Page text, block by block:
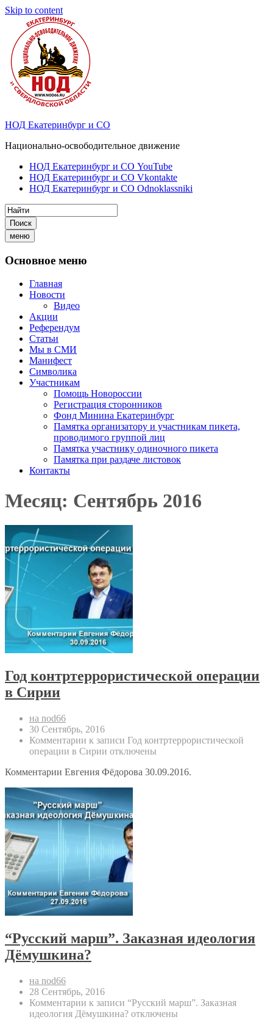
Skip to content
НОД Екатеринбург и СО
Национально-освободительное движение
НОД Екатеринбург и СО YouTube
НОД Екатеринбург и СО Vkontakte
НОД Екатеринбург и СО Odnoklassniki
Поиск
меню
Основное меню
Главная
Новости
Видео
Акции
Референдум
Статьи
Мы в СМИ
Манифест
Символика
Участникам
Помощь Новороссии
Регистрация сторонников
Фонд Минина Екатеринбург
Памятка организатору и участникам пикета,
проводимого группой лиц
Памятка участнику одиночного пикета
Памятка при раздаче листовок
Контакты
Месяц: Сентябрь 2016
Год контртеррористической операции
в Сирии
на nod66
30 Сентябрь, 2016
Комментарии к записи Год контртеррористической
операции в Сирии отключены
Комментарии Евгения Фёдорова 30.09.2016.
“Русский марш”. Заказная идеология
Дёмушкина?
на nod66
28 Сентябрь, 2016
Комментарии к записи “Русский марш”. Заказная
идеология Дёмушкина? отключены